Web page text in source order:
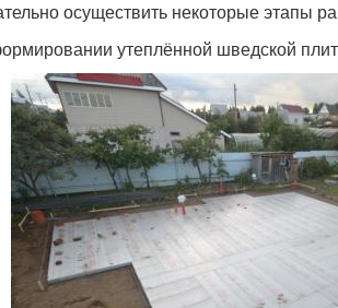
осуществить некоторые этапы
утеплённой шведской